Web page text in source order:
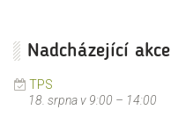
Nadcházející akce
TPS
18. srpna v 9:00 – 14:00